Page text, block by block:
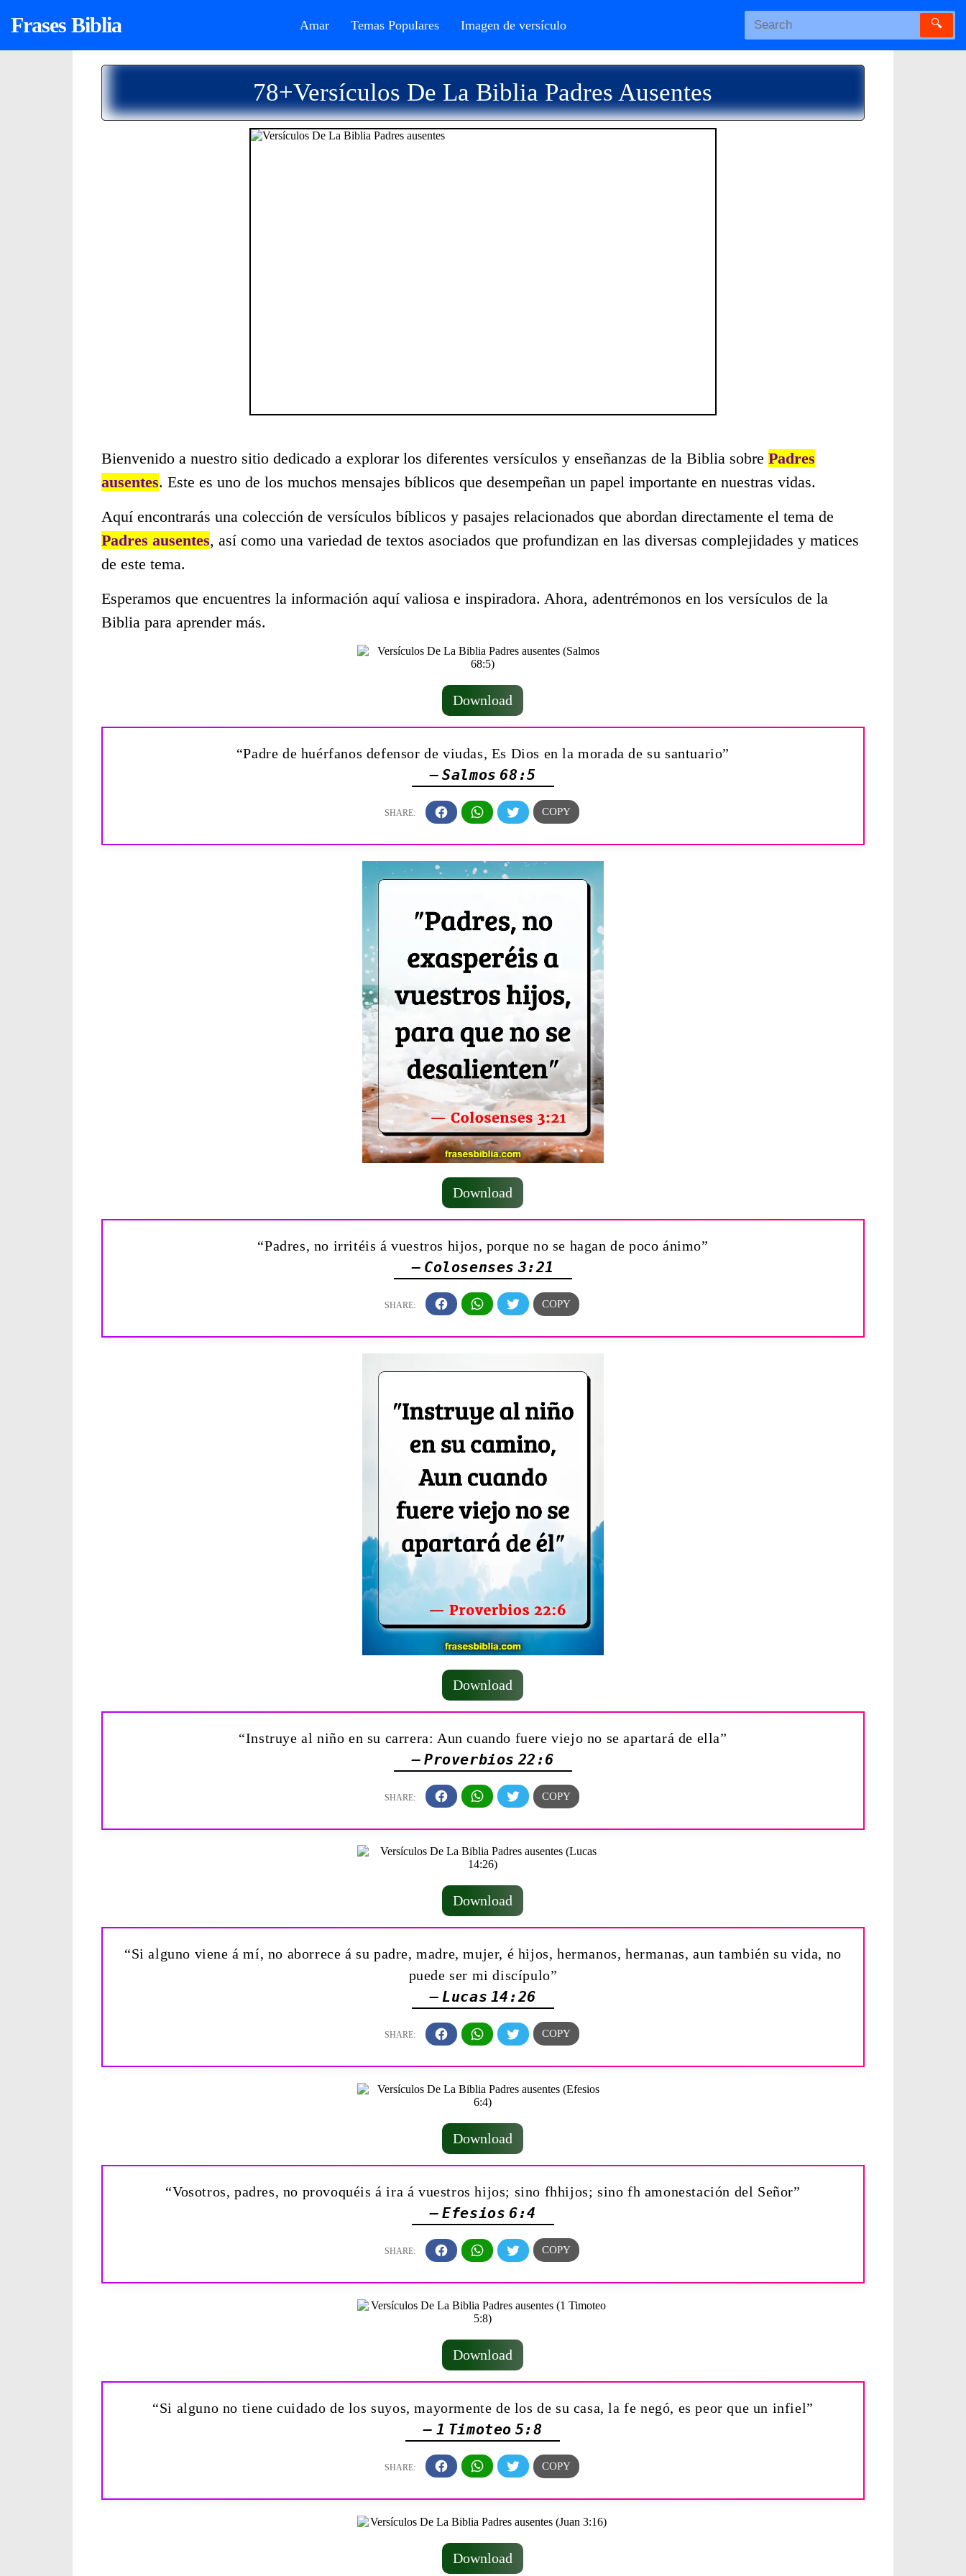
Frases Biblia Amar Temas Populares Imagen de versículo 🔍
78+Versículos De La Biblia Padres Ausentes
Bienvenido a nuestro sitio dedicado a explorar los diferentes versículos y enseñanzas de la Biblia sobre Padres
ausentes. Este es uno de los muchos mensajes bíblicos que desempeñan un papel importante en nuestras vidas.
Aquí encontrarás una colección de versículos bíblicos y pasajes relacionados que abordan directamente el tema de
Padres ausentes, así como una variedad de textos asociados que profundizan en las diversas complejidades y matices
de este tema.
Esperamos que encuentres la información aquí valiosa e inspiradora. Ahora, adentrémonos en los versículos de la
Biblia para aprender más.
Download
“Padre de huérfanos defensor de viudas, Es Dios en la morada de su santuario”
— Salmos 68:5
Download
“Padres, no irritéis á vuestros hijos, porque no se hagan de poco ánimo”
— Colosenses 3:21
Download
“Instruye al niño en su carrera: Aun cuando fuere viejo no se apartará de ella”
— Proverbios 22:6
Download
“Si alguno viene á mí, no aborrece á su padre, madre, mujer, é hijos, hermanos, hermanas, aun también su vida, no
puede ser mi discípulo”
— Lucas 14:26
Download
“Vosotros, padres, no provoquéis á ira á vuestros hijos; sino fhhijos; sino fh amonestación del Señor”
— Efesios 6:4
Download
“Si alguno no tiene cuidado de los suyos, mayormente de los de su casa, la fe negó, es peor que un infiel”
— 1 Timoteo 5:8
Download